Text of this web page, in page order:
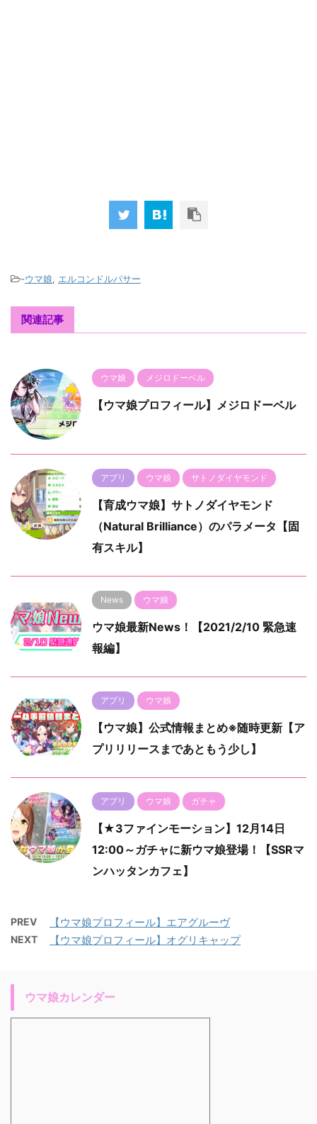
-ウマ娘, エルコンドルパサー
関連記事
ウマ娘 メジロドーベル
【ウマ娘プロフィール】メジロドーベル
アプリ ウマ娘 サトノダイヤモンド
【育成ウマ娘】サトノダイヤモンド
（Natural Brilliance）のパラメータ【固
有スキル】
News ウマ娘
ウマ娘最新News！【2021/2/10 緊急速
報編】
アプリ ウマ娘
【ウマ娘】公式情報まとめ※随時更新【ア
プリリリースまであともう少し】
アプリ ウマ娘 ガチャ
【★3ファインモーション】12月14日
12:00～ガチャに新ウマ娘登場！【SSRマ
ンハッタンカフェ】
PREV 【ウマ娘プロフィール】エアグルーヴ
NEXT 【ウマ娘プロフィール】オグリキャップ
ウマ娘カレンダー